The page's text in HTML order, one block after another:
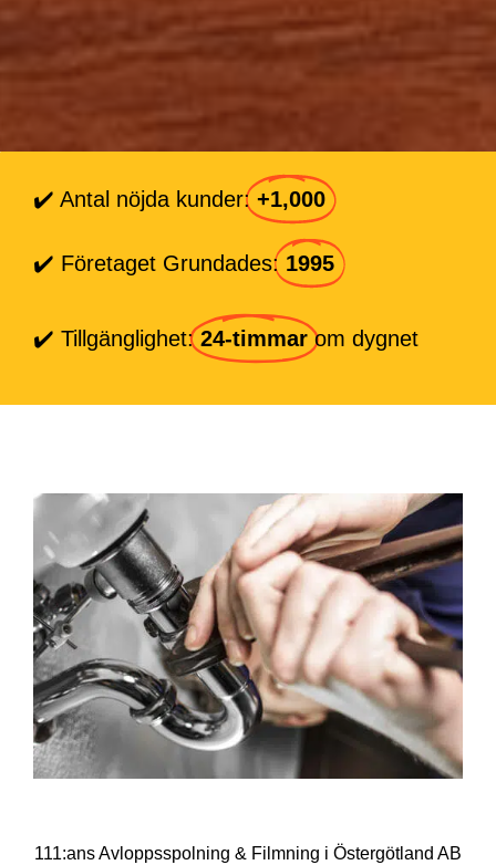
✔️ Antal nöjda kunder: +1,000
✔️ Företaget Grundades: 1995
✔️ Tillgänglighet: 24-timmar om dygnet
111:ans Avloppsspolning & Filmning i Östergötland AB